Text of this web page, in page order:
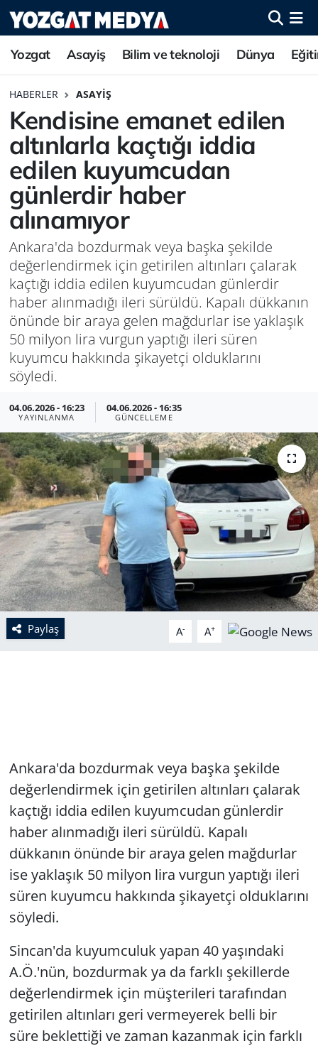
Yozgat Asayiş Bilim ve teknoloji Dünya
HABERLER ASAYIŞ
Kendisine emanet edilen
altınlarla kaçtığı iddia
edilen kuyumcudan
günlerdir haber
alınamıyor
Ankara'da bozdurmak veya başka şekilde
değerlendirmek için getirilen altınları çalarak
kaçtığı iddia edilen kuyumcudan günlerdir
haber alınmadığı ileri sürüldü. Kapalı dükkanın
önünde bir araya gelen mağdurlar ise yaklaşık
50 milyon lira vurgun yaptığı ileri süren
kuyumcu hakkında şikayetçi olduklarını
söyledi.
04.06.2026 - 16:23
YAYINLANMA
04.06.2026 - 16:35
GÜNCELLEME
Paylaş A- A+
Ankara'da bozdurmak veya başka şekilde
değerlendirmek için getirilen altınları çalarak
kaçtığı iddia edilen kuyumcudan günlerdir
haber alınmadığı ileri sürüldü. Kapalı
dükkanın önünde bir araya gelen mağdurlar
ise yaklaşık 50 milyon lira vurgun yaptığı ileri
süren kuyumcu hakkında şikayetçi olduklarını
söyledi.
Sincan'da kuyumculuk yapan 40 yaşındaki
A.Ö.'nün, bozdurmak ya da farklı şekillerde
değerlendirmek için müşterileri tarafından
getirilen altınları geri vermeyerek belli bir
süre beklettiği ve zaman kazanmak için farklı